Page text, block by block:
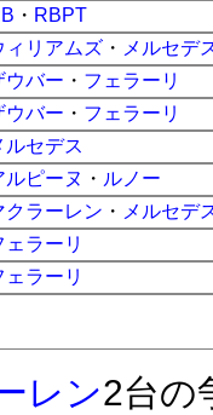
・ RBPT
ィリアムズ ・ メルセデ
ウバー ・ フェラーリ
ウバー ・ フェラーリ
ルセデス
ルピーヌ ・ ルノー
クラーレン ・ メルセデ
ェラーリ
ェラーリ
レン2台の